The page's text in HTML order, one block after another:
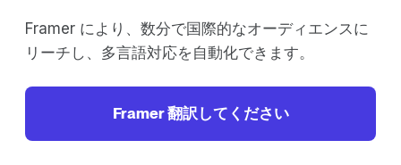
Framer により、数分で国際的なオーディエンスに
リーチし、多言語対応を自動化できます。
Framer 翻訳してください